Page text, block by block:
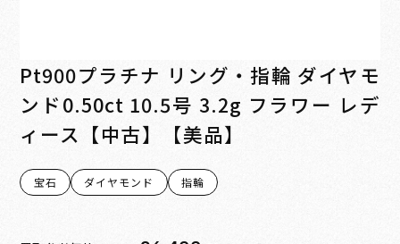
Pt900プラチナ リング・指輪 ダイヤモ
ンド0.50ct 10.5号 3.2g フラワー レデ
ィース【中古】【美品】
宝石 ダイヤモンド 指輪